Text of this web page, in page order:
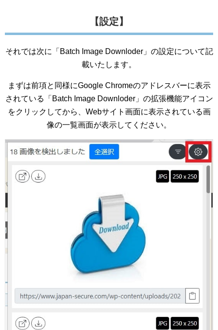
【設定】
それでは次に「Batch Image Downloder」の設定について記
載いたします。
まずは前項と同様にGoogle Chromeのアドレスバーに表示
されている「Batch Image Downloder」の拡張機能アイコン
をクリックしてから、Webサイト画面に表示されている画
像の一覧画面が表示してください。